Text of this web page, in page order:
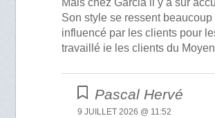
Mais chez Garcia il y a sur
Son style se ressent beaucoup
influencé par les clients pour
travaillé ie les clients du
Pascal Hervé
9 JUILLET 2026 @ 11:52